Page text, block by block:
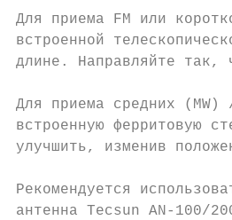
Для приема FM или
встроенной
длине. Направляйте так,
Для приема средних
встроенную ферритовую
улучшить, изменив
Рекомендуется
антенна Tecsun AN-100/